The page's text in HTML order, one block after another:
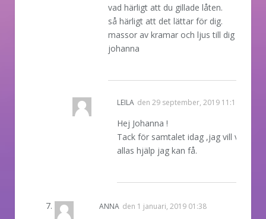
vad härligt att du gillade låten.
så härligt att det lättar för dig.
massor av kramar och ljus till dig
johanna
LEILA den 29 september, 2019 11:19
Hej Johanna !
Tack för samtalet idag ,jag vill
allas hjälp jag kan få.
ANNA den 1 januari, 2019 01:38